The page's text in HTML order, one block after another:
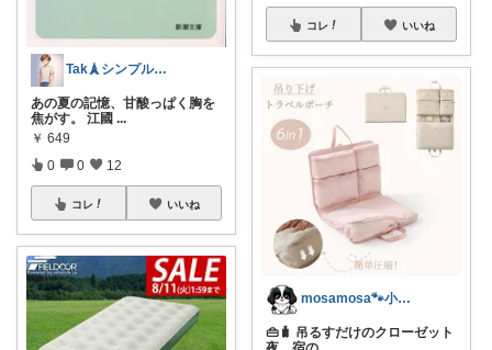
Tak🗼シンプルで健康的な暮らし
あの夏の記憶、甘酸っぱく胸を
焦がす。 江國 ...
￥ 649
0 0 12
コレ いいね
コレ いいね
mosamosa🐾小さめバッグの日々✨
👜🧳 吊るすだけのクローゼット